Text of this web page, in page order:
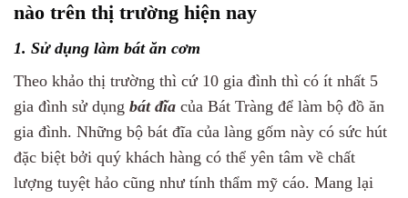
nào trên thị trường hiện nay
1. Sử dụng làm bát ăn cơm
Theo khảo thị trường thì cứ 10 gia đình thì có ít nhất 5
gia đình sử dụng bát đĩa của Bát Tràng để làm bộ đồ ăn
gia đình. Những bộ bát đĩa của làng gốm này có sức hút
đặc biệt bởi quý khách hàng có thể yên tâm về chất
lượng tuyệt hảo cũng như tính thẩm mỹ cáo. Mang lại